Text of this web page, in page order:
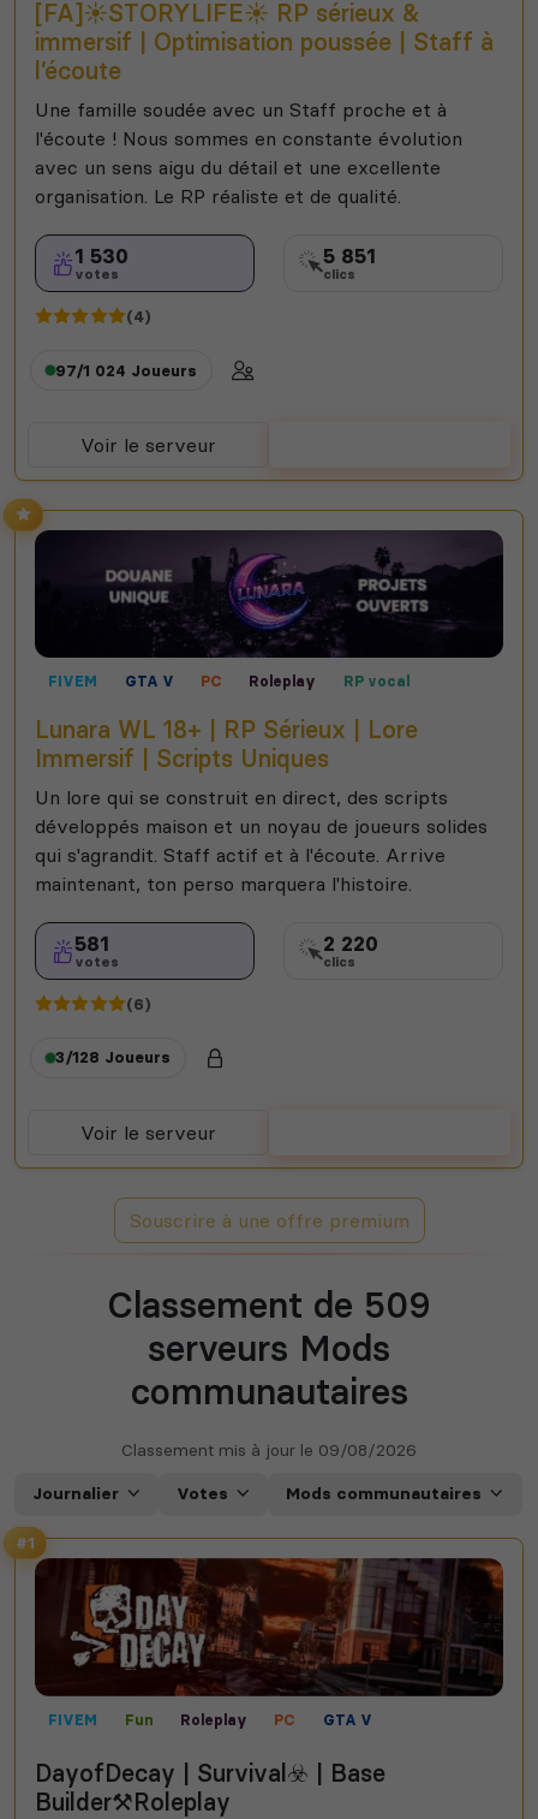
[FA]☀️STORYLIFE☀️ RP sérieux &
immersif | Optimisation poussée | Staff à
l’écoute
Une famille soudée avec un Staff proche et à
l'écoute ! Nous sommes en constante évolution
avec un sens aigu du détail et une excellente
organisation. Le RP réaliste et de qualité.
1 530
votes
5 851
clics
(4)
97/1 024 Joueurs
Voir le serveur
FIVEM GTA V PC Roleplay RP vocal
Lunara WL 18+ | RP Sérieux | Lore
Immersif | Scripts Uniques
Un lore qui se construit en direct, des scripts
développés maison et un noyau de joueurs solides
qui s'agrandit. Staff actif et à l'écoute. Arrive
maintenant, ton perso marquera l'histoire.
581
votes
2 220
clics
(6)
3/128 Joueurs
Voir le serveur
Souscrire à une offre premium
Classement de 509
serveurs Mods
communautaires
Classement mis à jour le 09/08/2026
Journalier Votes Mods communautaires
#1
FIVEM Fun Roleplay PC
GTA V
DayofDecay | Survival☣️ | Base
Builder⚒️Roleplay